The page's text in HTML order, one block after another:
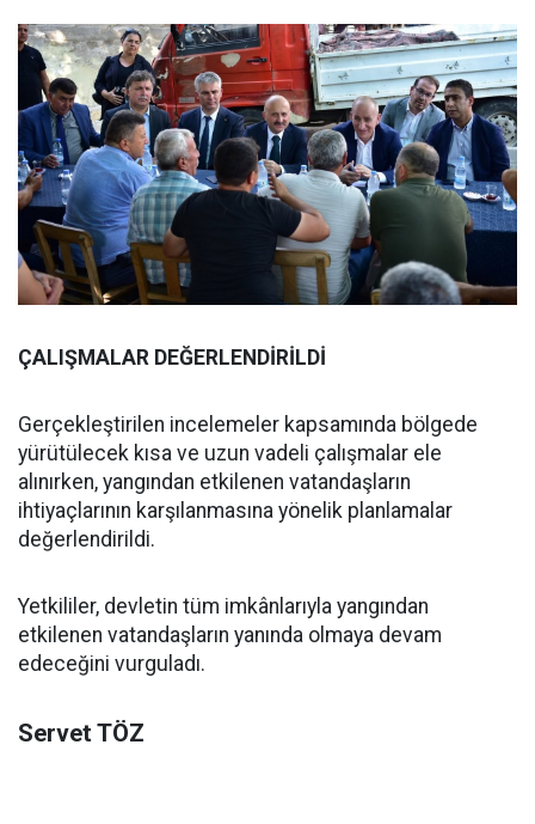
ÇALIŞMALAR DEĞERLENDİRİLDİ
Gerçekleştirilen incelemeler kapsamında bölgede
yürütülecek kısa ve uzun vadeli çalışmalar ele
alınırken, yangından etkilenen vatandaşların
ihtiyaçlarının karşılanmasına yönelik planlamalar
değerlendirildi.
Yetkililer, devletin tüm imkânlarıyla yangından
etkilenen vatandaşların yanında olmaya devam
edeceğini vurguladı.
Servet TÖZ